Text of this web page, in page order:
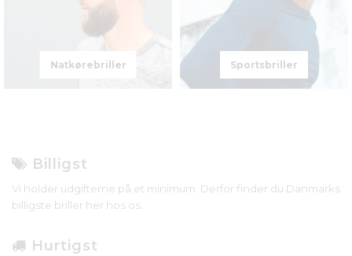
Natkørebriller Sportsbriller
Billigst
Vi holder udgifterne på et minimum. Derfor finder du Danmarks
billigste briller her hos os.
Hurtigst